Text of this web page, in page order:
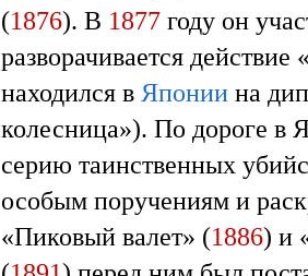
(1876). В 1877 году он
разворачивается
находился в Японии на
колесница»). По дороге в
серию таинственных
особым поручениям и
«Пиковый валет» (1886) и